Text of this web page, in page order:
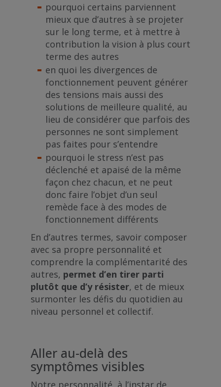
pourquoi certains parviennent
mieux que d’autres à se projeter
sur le long terme, et à mettre à
contribution la vision à plus court
terme des autres
en quoi les divergences de
fonctionnement peuvent générer
des tensions mais aussi des
solutions de meilleure qualité, au
lieu de considérer que parfois des
personnes ne sont simplement
pas faites pour s’entendre
pourquoi le stress n’est pas
déclenché et apaisé de la même
façon chez chacun, et ne peut
donc faire l’objet d’un seul
remède face à des modes de
fonctionnement différents
En d’autres termes, savoir composer
avec sa propre personnalité et
comprendre la complémentarité des
autres, permet d’en tirer parti
plutôt que d’y résister, et de mieux
surmonter les défis du quotidien au
niveau personnel et collectif.
Aller au-delà des
symptômes visibles
Notre personnalité, à l’instar de